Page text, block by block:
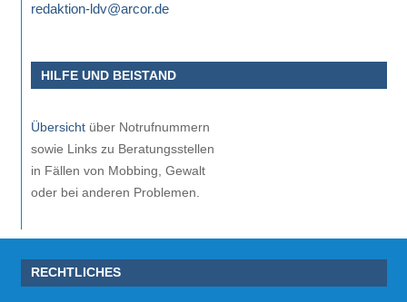
redaktion-ldv@arcor.de
HILFE UND BEISTAND
Übersichtüber Notrufnummern
sowie Links zu Beratungsstellen
in Fällen von Mobbing, Gewalt
oder bei anderen Problemen.
RECHTLICHES